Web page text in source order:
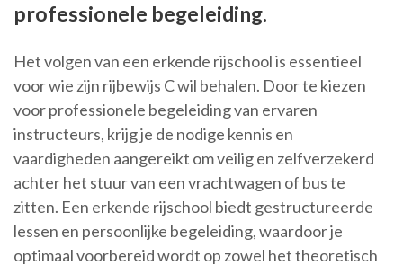
professionele begeleiding.
Het volgen van een erkende rijschool is essentieel
voor wie zijn rijbewijs C wil behalen. Door te kiezen
voor professionele begeleiding van ervaren
instructeurs, krijg je de nodige kennis en
vaardigheden aangereikt om veilig en zelfverzekerd
achter het stuur van een vrachtwagen of bus te
zitten. Een erkende rijschool biedt gestructureerde
lessen en persoonlijke begeleiding, waardoor je
optimaal voorbereid wordt op zowel het theoretisch